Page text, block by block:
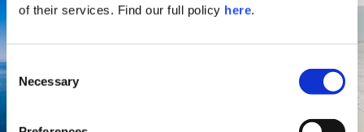
of their services. Find our full policy here.
C
Necessary
Den National Marine Park von Zakynthos erreichen
Sie in ca. 10 Min.